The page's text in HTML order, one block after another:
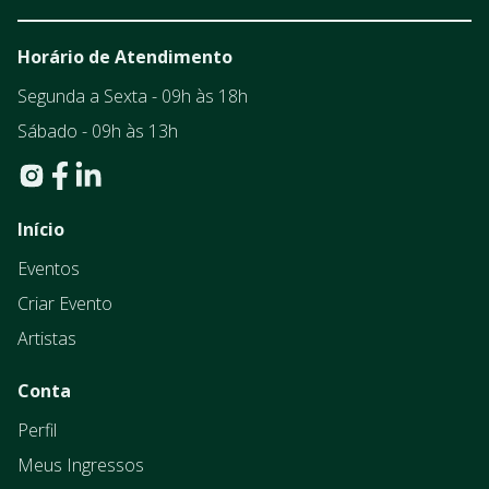
Horário de Atendimento
Segunda a Sexta - 09h às 18h
Sábado - 09h às 13h
Início
Eventos
Criar Evento
Artistas
Conta
Perfil
Meus Ingressos